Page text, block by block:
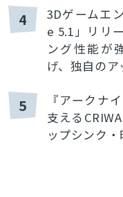
4
3Dゲームエ
e 5.1」リリ
ング性能が
げ、独自の
5
『アークナ
支える
ップシンク